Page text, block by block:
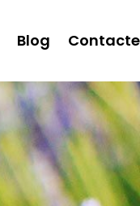
Blog Contacte